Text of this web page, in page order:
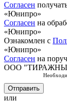
Согласен
«Юнипро»
Согласен на
«Юнипро»
Ознакомлен с
«Юнипро»
Согласен на
ООО
или